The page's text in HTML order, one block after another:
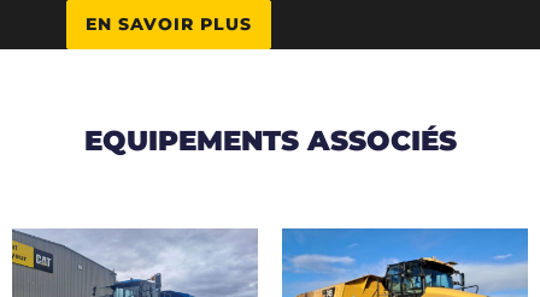
EN SAVOIR PLUS
EQUIPEMENTS ASSOCIÉS